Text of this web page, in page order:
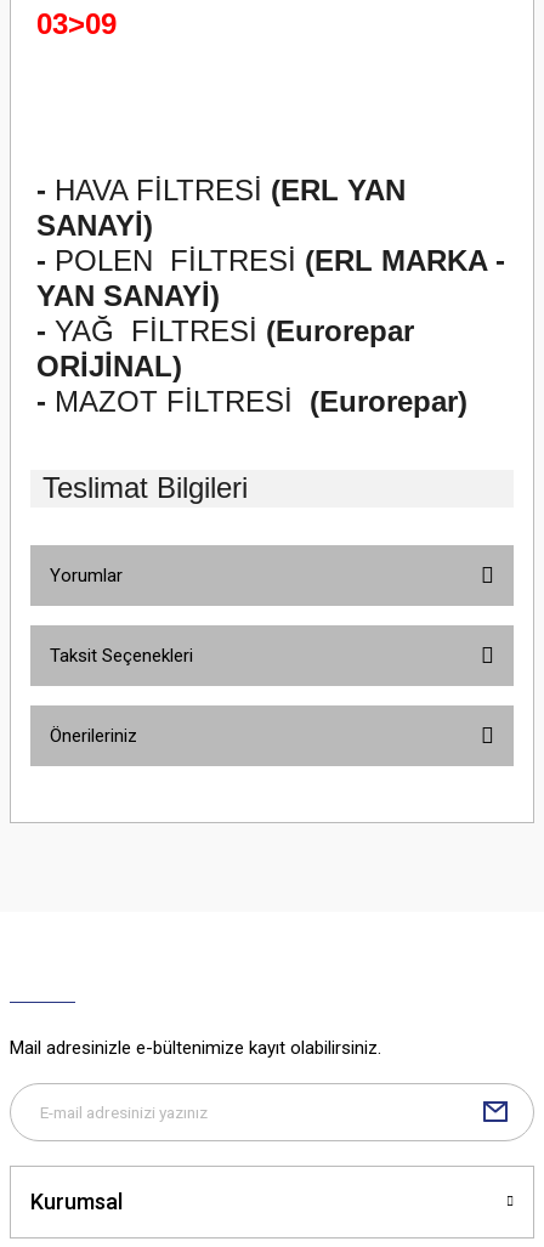
03>09
- HAVA FİLTRESİ (ERL YAN
SANAYİ)
- POLEN FİLTRESİ (ERL MARKA -
YAN SANAYİ)
- YAĞ FİLTRESİ (Eurorepar
ORİJİNAL)
- MAZOT FİLTRESİ (Eurorepar)
Teslimat Bilgileri
Yorumlar
Taksit Seçenekleri
Önerileriniz
yetersiz gördüğünüz noktaları öneri formunu kullanarak tarafımıza
Bu ürüne benzer farklı alternatifler olmalı.
Mail adresinizle e-bültenimize kayıt olabilirsiniz.
Kurumsal